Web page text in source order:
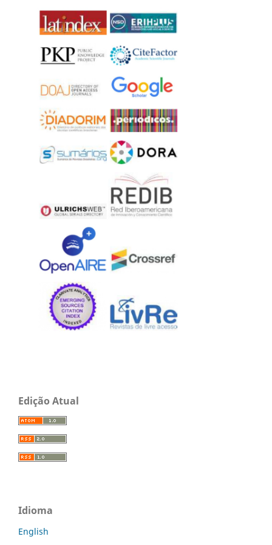
Edição Atual
Idioma
English